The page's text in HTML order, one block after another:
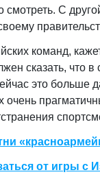
С
команд,
сказать, что
это больше
очень
от игры